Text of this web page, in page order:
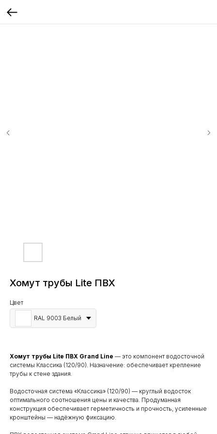
Хомут трубы Lite ПВХ
Цвет
RAL 9003 Белый
Хомут трубы Lite ПВХ Grand Line — это компонент водосточной
системы Классика (120/90). Назначение: обеспечивает крепление
трубы к стене здания.
Водосточная система «Классика» (120/90) — круглый водосток
оптимального соотношения цены и качества. Продуманная
конструкция обеспечивает герметичность и прочность, усиленные
кронштейны — надёжную фиксацию.